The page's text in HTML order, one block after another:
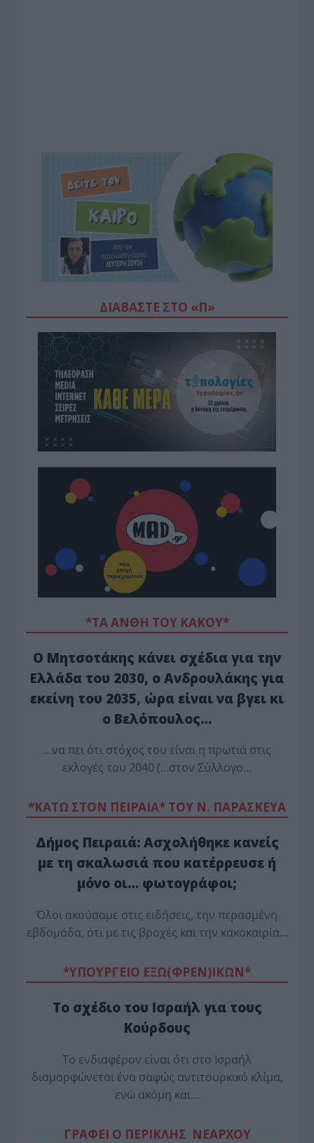
ΔΙΑΒΆΣΤΕ ΣΤΟ «Π»
*ΤΑ ΆΝΘΗ ΤΟΥ ΚΑΚΟΎ*
Ο Μητσοτάκης κάνει σχέδια για την
Ελλάδα του 2030, ο Ανδρουλάκης για
εκείνη του 2035, ώρα είναι να βγει κι
ο Βελόπουλος…
…να πει ότι στόχος του είναι η πρωτιά στις
εκλογές του 2040 (…στον Σύλλογο…
*ΚΑΤΩ ΣΤΟΝ ΠΕΙΡΑΙΑ* ΤΟΥ Ν. ΠΑΡΑΣΚΕΥΑ
Δήμος Πειραιά: Ασχολήθηκε κανείς
με τη σκαλωσιά που κατέρρευσε ή
μόνο οι… φωτογράφοι;
Όλοι ακούσαμε στις ειδήσεις, την περασμένη
εβδομάδα, ότι με τις βροχές και την κακοκαιρία…
*ΥΠΟΥΡΓΕΙΟ ΕΞΩ(ΦΡΕΝ)ΙΚΩΝ*
Το σχέδιο του Ισραήλ για τους
Κούρδους
Το ενδιαφέρον είναι ότι στο Ισραήλ
διαμορφώνεται ένα σαφώς αντιτουρκικό κλίμα,
ενώ ακόμη και…
ΓΡΑΦΕΙ Ο ΠΕΡΙΚΛΗΣ ΝΕΑΡΧΟΥ